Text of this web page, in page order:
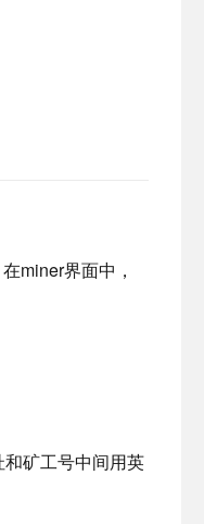
miner界面中，
和矿工号中间用英